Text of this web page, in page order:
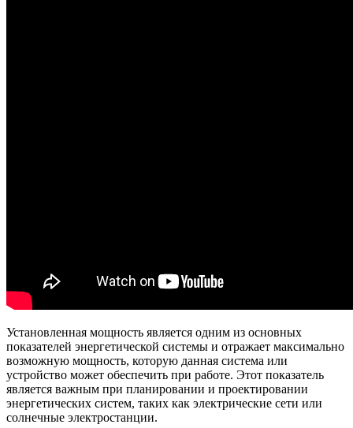
Установленная мощность является одним из основных
показателей энергетической системы и отражает максимально
возможную мощность, которую данная система или
устройство может обеспечить при работе. Этот показатель
является важным при планировании и проектировании
энергетических систем, таких как электрические сети или
солнечные электростанции.